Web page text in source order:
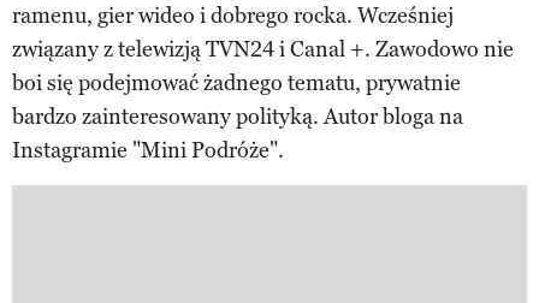
ramenu, gier wideo i dobrego rocka. Wcześniej
związany z telewizją TVN24 i Canal +. Zawodowo nie
boi się podejmować żadnego tematu, prywatnie
bardzo zainteresowany polityką. Autor bloga na
Instagramie "Mini Podróże".